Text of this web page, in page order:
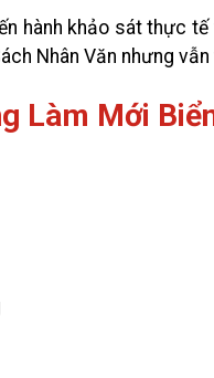
hành khảo sát thực
Nhân Văn nhưng
Làm Mới